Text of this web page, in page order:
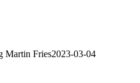
Martin Fries2023-03-04